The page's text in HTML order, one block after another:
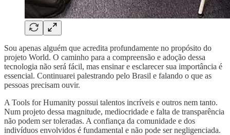
Sou apenas alguém que acredita profundamente no propósito do
projeto World. O caminho para a compreensão e adoção dessa
tecnologia não será fácil, mas ensinar e esclarecer sua importância é
essencial. Continuarei palestrando pelo Brasil e falando o que as
pessoas precisam ouvir.
A Tools for Humanity possui talentos incríveis e outros nem tanto.
Num projeto dessa magnitude, mediocridade e falta de transparência
não podem ser toleradas. A confiança da comunidade e dos
indivíduos envolvidos é fundamental e não pode ser negligenciada.